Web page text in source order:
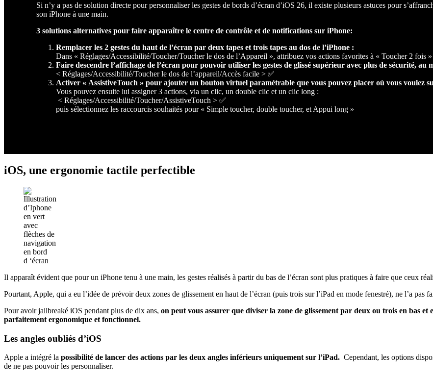
Si n’y a pas de solution directe pour personnaliser les gestes de bords d’écran d’iOS 26, il existe plusieurs astuces pour
son iPhone à une main.
3 solutions alternatives pour faire apparaître le centre de contrôle et de notifications sur iPhone:
Remplacer les 2 gestes du haut de l’écran par deux tapes et trois tapes au dos de l’iPhone :
Dans « Réglages/Accessibilité/Toucher/Toucher le dos de l’Appareil », attribuez vos actions favorites à « Toucher 2 fois
Faire descendre l’affichage de l’écran pour pouvoir utiliser les gestes de glissé supérieur avec plus de sécurité, au
< Réglages/Accessibilité/Toucher le dos de l’appareil/Accès facile > ✅
Activer « AssistiveTouch » pour ajouter un bouton virtuel paramétrable que vous pouvez placer où vous voulez
Vous pouvez ensuite lui assigner 3 actions, via un clic, un double clic et un clic long :
< Réglages/Accessibilité/Toucher/AssistiveTouch > ✅
puis sélectionnez les raccourcis souhaités pour « Simple toucher, double toucher, et Appui long »
iOS, une ergonomie tactile perfectible
Il apparaît évident que pour un iPhone tenu à une main, les gestes réalisés à partir du bas de l’écran sont plus pratiques à faire que ceux
Pourtant, Apple, qui a eu l’idée de prévoir deux zones de glissement en haut de l’écran (puis trois sur l’iPad en mode fenestré), ne l’a pas
Pour avoir jailbreaké iOS pendant plus de dix ans, on peut vous assurer que diviser la zone de glissement par deux ou trois en bas
parfaitement ergonomique et fonctionnel.
Les angles oubliés d’iOS
Apple a intégré la possibilité de lancer des actions par les deux angles inférieurs uniquement sur l’iPad. Cependant, les options
de ne pas pouvoir les personnaliser.